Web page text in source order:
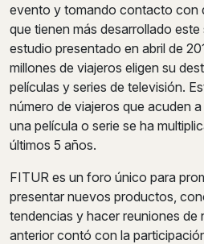
evento y tomando contacto con
que tienen más desarrollado
estudio presentado en abril de
millones de viajeros eligen su
películas y series de televisión.
número de viajeros que acuden
una película o serie se ha
últimos 5 años.
FITUR es un foro único para
presentar nuevos productos,
tendencias y hacer reuniones de
anterior contó con la